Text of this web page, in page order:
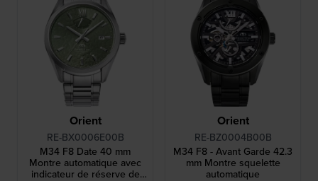
Orient
RE-BX0006E00B
M34 F8 Date 40 mm
Montre automatique avec
indicateur de réserve de
Orient
RE-BZ0004B00B
M34 F8 - Avant Garde 42.3
mm Montre squelette
automatique